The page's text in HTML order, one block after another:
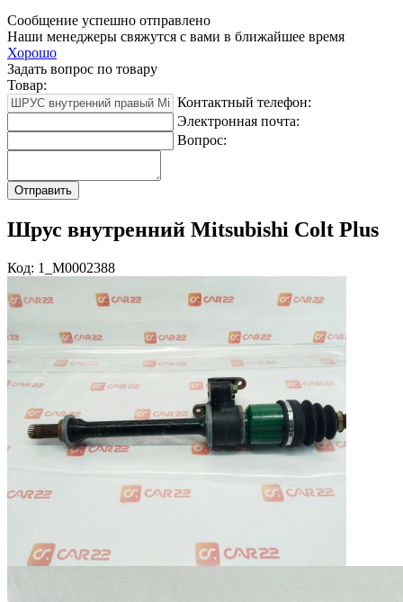
Сообщение успешно отправлено
Наши менеджеры свяжутся с вами в ближайшее время
Хорошо
Задать вопрос по товару
Товар:
Контактный телефон:
Электронная почта:
Вопрос:
Шрус внутренний Mitsubishi Colt Plus
Код: 1_M0002388